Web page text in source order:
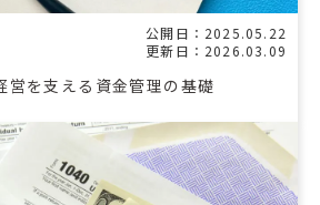
公開日：2025.05.22
更新日：2026.03.09
営を支える資金管理の基礎